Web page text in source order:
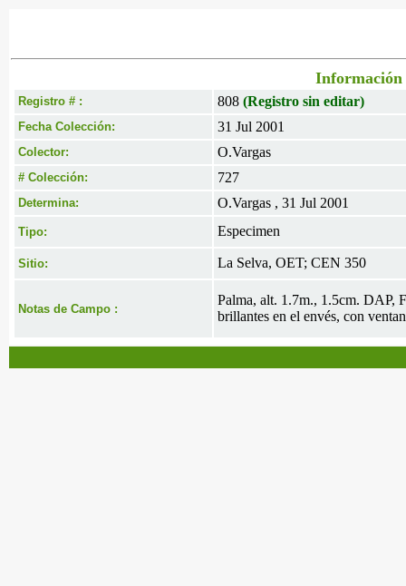
Información
Registro # : 808 (Registro sin editar)
Fecha Colección: 31 Jul 2001
Colector: O.Vargas
# Colección: 727
Determina: O.Vargas , 31 Jul 2001
Tipo: Especimen
Sitio: La Selva, OET; CEN 350
Notas de Campo :
Palma, alt. 1.7m., 1.5cm. DAP,
brillantes en el envés, con